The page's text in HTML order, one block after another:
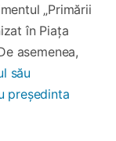
„Primării
în Piața
asemenea,
său
președinta